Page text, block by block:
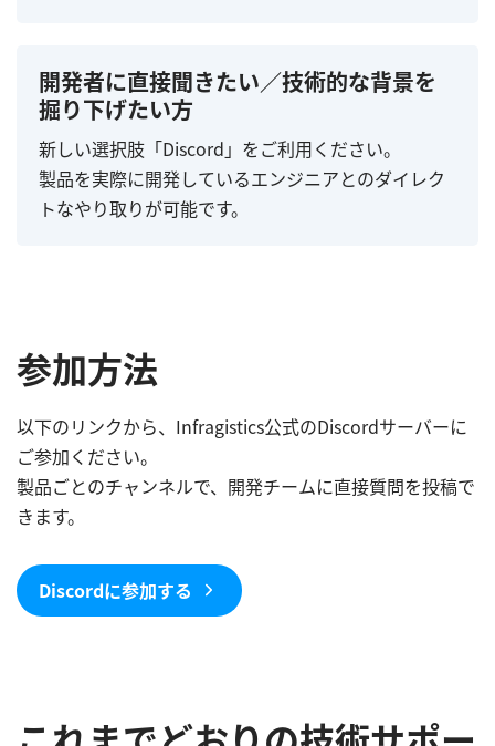
開発者に直接聞きたい／技術的な背景を
掘り下げたい方
新しい選択肢「Discord」をご利用ください。
製品を実際に開発しているエンジニアとのダイレク
トなやり取りが可能です。
参加方法
以下のリンクから、Infragistics公式のDiscordサーバーに
ご参加ください。
製品ごとのチャンネルで、開発チームに直接質問を投稿で
きます。
Discordに参加する